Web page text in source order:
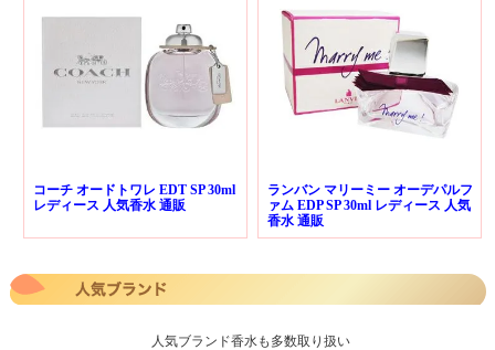
コーチ オードトワレ EDT SP 30ml
レディース 人気香水 通販
ランバン マリーミー オーデパルフ
ァム EDP SP 30ml レディース 人気
香水 通販
人気ブランド香水も多数取り扱い